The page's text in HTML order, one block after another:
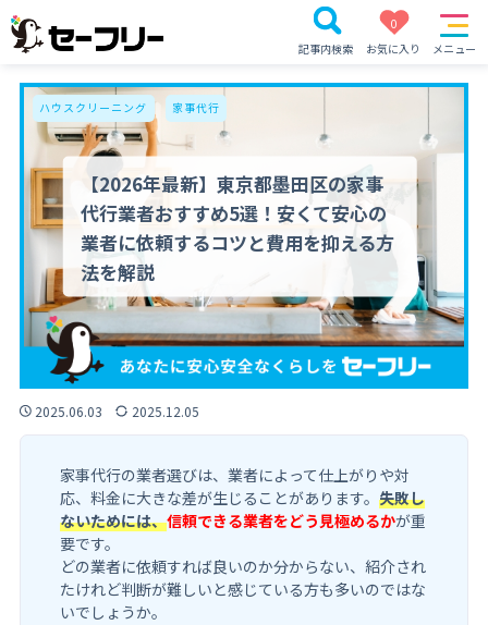
記事内検索
0
お気に入り
メニュー
【2026年最新】東京都墨田区の家事
代行業者おすすめ5選！安くて安心の
業者に依頼するコツと費用を抑える方
法を解説
ハウスクリーニング 家事代行
2025.06.03 2025.12.05
家事代行の業者選びは、業者によって仕上がりや対
応、料金に大きな差が生じることがあります。 失敗し
ないためには、信頼できる業者をどう見極めるかが重
要です。
どの業者に依頼すれば良いのか分からない、紹介され
たけれど判断が難しいと感じている方も多いのではな
いでしょうか。